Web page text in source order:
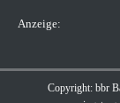
Anzeige:
Copyright: bbr